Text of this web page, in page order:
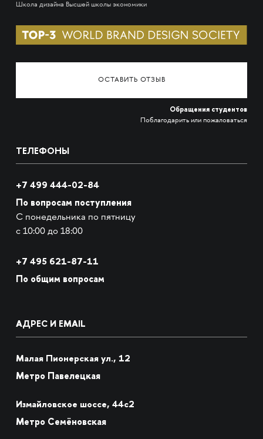
Школа дизайна Высшей школы экономики
ОСТАВИТЬ ОТЗЫВ
Обращения студентов
Поблагодарить или пожаловаться
ТЕЛЕФОНЫ
+7 499 444-02-84
По вопросам поступления
С понедельника по пятницу
с 10:00 до 18:00
+7 495 621-87-11
По общим вопросам
АДРЕС И EMAIL
Малая Пионерская ул., 12
Метро Павелецкая
Измайловское шоссе, 44с2
Метро Семёновская